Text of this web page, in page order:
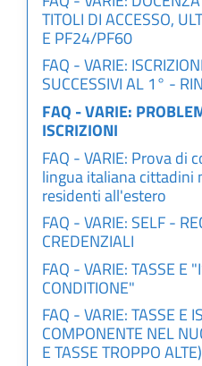
TITOLI DI ACCESSO,
E PF24/PF60
FAQ - VARIE:
SUCCESSIVI AL 1° -
FAQ - VARIE:
ISCRIZIONI
FAQ - VARIE: Prova di
lingua italiana cittadini
residenti all'estero
FAQ - VARIE: SELF -
CREDENZIALI
FAQ - VARIE: TASSE E
CONDITIONE"
FAQ - VARIE: TASSE E
COMPONENTE NEL
E TASSE TROPPO ALTE)